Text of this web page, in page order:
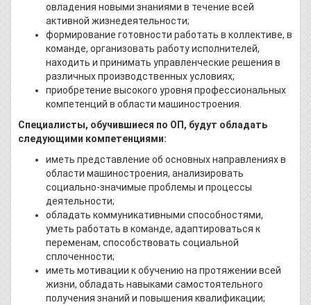
овладения новыми знаниями в течение всей
активной жизнедеятельности;
формирование готовности работать в коллективе, в
команде, организовать работу исполнителей,
находить и принимать управленческие решения в
различных производственных условиях;
приобретение высокого уровня профессиональных
компетенций в области машиностроения.
Специалисты, обучившиеся по ОП, будут обладать
следующими компетенциями:
иметь представление об основных направлениях в
области машиностроения, анализировать
социально-значимые проблемы и процессы
деятельности;
обладать коммуникативными способностями,
уметь работать в команде, адаптироваться к
переменам, способствовать социальной
сплоченности;
иметь мотивации к обучению на протяжении всей
жизни, обладать навыками самостоятельного
получения знаний и повышения квалификации;